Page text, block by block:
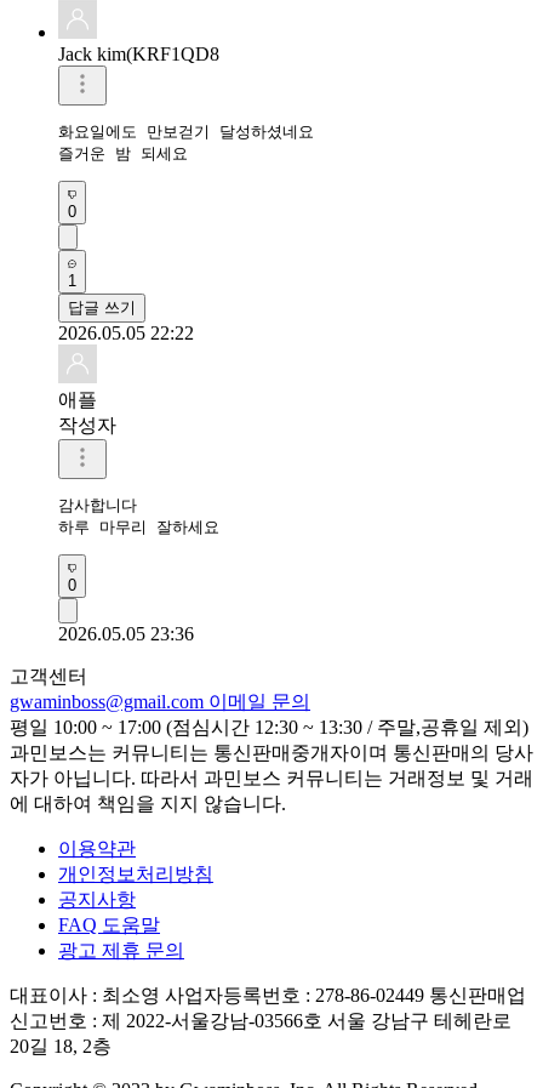
Jack kim(KRF1QD8
화요일에도 만보걷기 달성하셨네요
즐거운 밤 되세요
0
1
답글 쓰기
2026.05.05 22:22
애플
작성자
감사합니다
하루 마무리 잘하세요
0
2026.05.05 23:36
고객센터
gwaminboss@gmail.com 이메일 문의
평일 10:00 ~ 17:00 (점심시간 12:30 ~ 13:30 / 주말,공휴일 제외)
과민보스는 커뮤니티는 통신판매중개자이며 통신판매의 당사
자가 아닙니다. 따라서 과민보스 커뮤니티는 거래정보 및 거래
에 대하여 책임을 지지 않습니다.
이용약관
개인정보처리방침
공지사항
FAQ 도움말
광고 제휴 문의
대표이사 : 최소영 사업자등록번호 : 278-86-02449 통신판매업
신고번호 : 제 2022-서울강남-03566호 서울 강남구 테헤란로
20길 18, 2층